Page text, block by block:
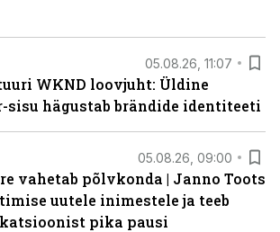
05.08.26, 11:07
WKND loovjuht: Üldine
sisu hägustab brändide identiteeti
05.08.26, 09:00
vahetab põlvkonda | Janno Toots
uutele inimestele ja teeb
pika pausi